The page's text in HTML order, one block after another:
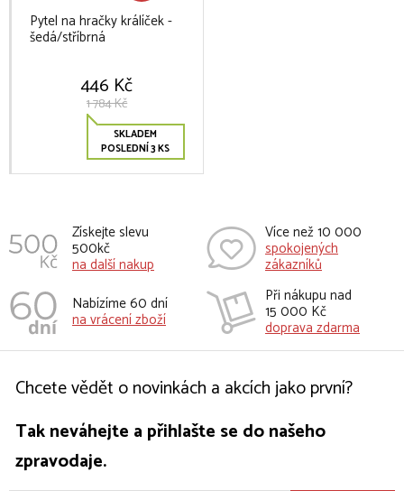
Pytel na hračky králíček -
šedá/stříbrná
446 Kč
1 784 Kč
SKLADEM
POSLEDNÍ 3 KS
Získejte slevu
500kč
na další nakup
Více než 10 000
spokojených
zákazníků
Nabízíme 60 dní
na vrácení zboží
Při nákupu nad
15 000 Kč
doprava zdarma
Chcete vědět o novinkách a akcích jako první?
Tak neváhejte a přihlašte se do našeho
zpravodaje.